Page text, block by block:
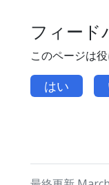
フィード
このページは
はい